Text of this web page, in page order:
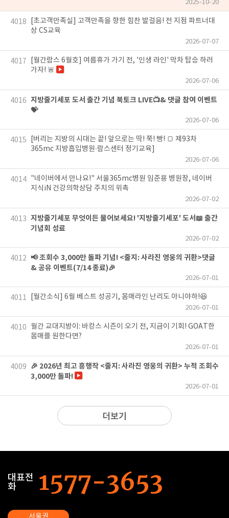
2025-10-20
4018
[초고객만족실] 고객만족을 향한 힘찬 발걸음! 전 지점 파트너대
상 CS교육
2026-07-07
4017
[월간람스 6월호] 여름휴가 가기 전, '인생 라인' 막차 탑승 하러
가자! 🚨
2026-07-06
4016 지방줄기세포 도서 출간 기념 북토크 LIVE📺& 댓글 참여 이벤트
💝
2026-07-06
4015
[버리는 지방의 시대는 끝! 앞으로는 딱! 쭉! 빵! 🍞 제93차
365mc 지방흡입병원∙람스센터 정기교육]
2026-07-06
4014 "네이버에서 만나요!" 서울365mc병원 임준용 병원장, 네이버
지식iN 건강의학상담 주치의 위촉
2026-07-02
4013 지방줄기세포 무엇이든 물어보세요! '지방줄기세포' 도서📖 출간
기념회 성료
2026-07-02
4012
📢 조회수 3,000만 돌파 기념! <줄지: 사라진 영웅의 귀환>댓글
& 공유 이벤트(7/14 종료)🎉
2026-07-01
4011 [월간소식] 6월 베스트 성공기, 몸매라인 난리도 아니야하!😆
2026-07-01
4010
월간 교대지방이: 바캉스 시즌이 오기 전, 지금이 기회! GOAT한
몸매를 원한다면?
2026-07-01
4009
🎉 2026년 최고 흥행작 <줄지: 사라진 영웅의 귀환> 누적 조회수
3,000만 돌파!
2026-07-01
더보기
대표전
화